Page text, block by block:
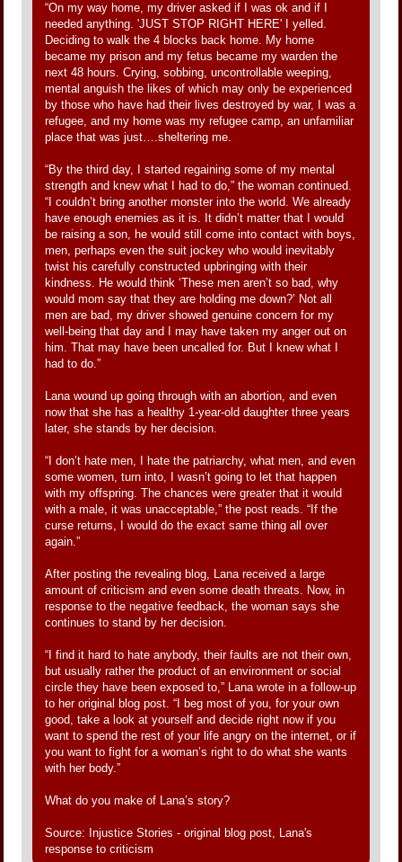
“On my way home, my driver asked if I was ok and if I
needed anything. 'JUST STOP RIGHT HERE' I yelled.
Deciding to walk the 4 blocks back home. My home
became my prison and my fetus became my warden the
next 48 hours. Crying, sobbing, uncontrollable weeping,
mental anguish the likes of which may only be experienced
by those who have had their lives destroyed by war, I was a
refugee, and my home was my refugee camp, an unfamiliar
place that was just….sheltering me.
“By the third day, I started regaining some of my mental
strength and knew what I had to do,” the woman continued.
“I couldn’t bring another monster into the world. We already
have enough enemies as it is. It didn’t matter that I would
be raising a son, he would still come into contact with boys,
men, perhaps even the suit jockey who would inevitably
twist his carefully constructed upbringing with their
kindness. He would think ‘These men aren’t so bad, why
would mom say that they are holding me down?’ Not all
men are bad, my driver showed genuine concern for my
well-being that day and I may have taken my anger out on
him. That may have been uncalled for. But I knew what I
had to do.”
Lana wound up going through with an abortion, and even
now that she has a healthy 1-year-old daughter three years
later, she stands by her decision.
“I don’t hate men, I hate the patriarchy, what men, and even
some women, turn into, I wasn’t going to let that happen
with my offspring. The chances were greater that it would
with a male, it was unacceptable,” the post reads. “If the
curse returns, I would do the exact same thing all over
again.”
After posting the revealing blog, Lana received a large
amount of criticism and even some death threats. Now, in
response to the negative feedback, the woman says she
continues to stand by her decision.
“I find it hard to hate anybody, their faults are not their own,
but usually rather the product of an environment or social
circle they have been exposed to,” Lana wrote in a follow-up
to her original blog post. “I beg most of you, for your own
good, take a look at yourself and decide right now if you
want to spend the rest of your life angry on the internet, or if
you want to fight for a woman’s right to do what she wants
with her body.”
What do you make of Lana’s story?
Source: Injustice Stories - original blog post, Lana's
response to criticism